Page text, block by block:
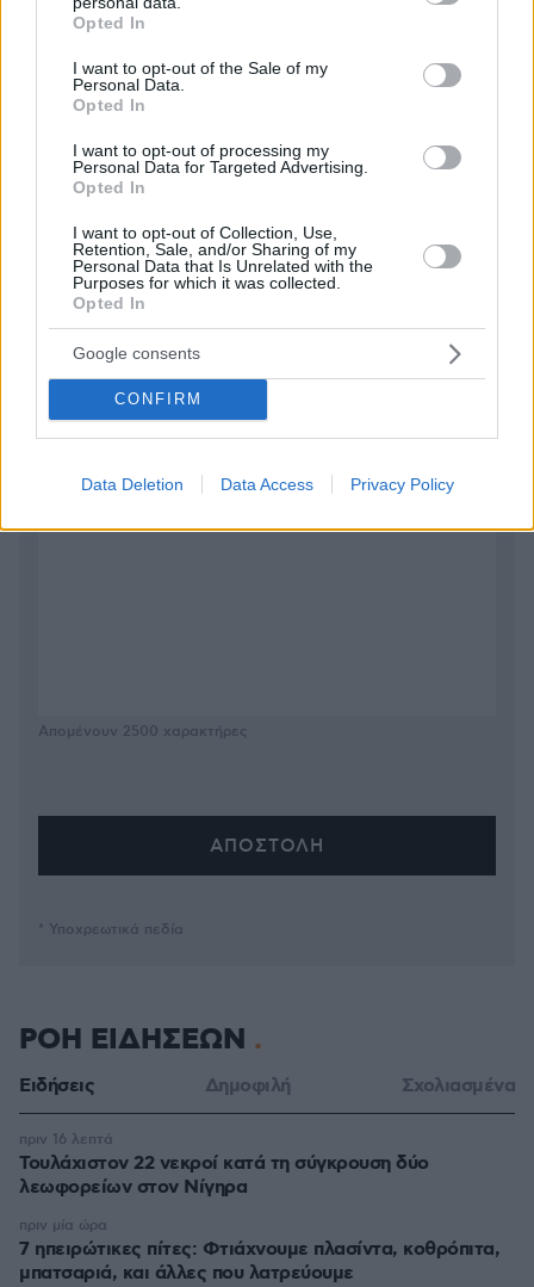
grant or deny consent to Google and its third-party tags to
use your data for below specified purposes in below Google
consent section.
Opted In
I want to opt-out of the Sale of my
Personal Data.
Opted In
I want to opt-out of processing my
Personal Data for Targeted Advertising.
Opted In
I want to opt-out of Collection, Use,
Retention, Sale, and/or Sharing of my
Personal Data that Is Unrelated with the
Purposes for which it was collected.
Opted In
Google consents
CONFIRM
Data Deletion Data Access Privacy Policy
Οι τιμες υποχωρουν παντου εκτος απο εδω κλασικα...
Ανεβαινουν προκαταβολικα και πεφτουν μετα απο
κανενα διμηνο
ΑΠΑΝΤΗΣΗ
ΠΡΟΣΘΗΚΗ ΣΧΟΛΙΟΥ
ΌΝΟΜΑ *
Απομένουν 2500 χαρακτήρες
* Υποχρεωτικά πεδία
ΡΟΗ ΕΙΔΗΣΕΩΝ
Ειδήσεις Δημοφιλή Σχολιασμένα
Τουλάχιστον 22 νεκροί κατά τη σύγκρουση δύο
λεωφορείων στον Νίγηρα
πριν 16 λεπτά
7 ηπειρώτικες πίτες: Φτιάχνουμε πλασίντα, κοθρόπιτα,
μπατσαριά, και άλλες που λατρεύουμε
πριν μία ώρα